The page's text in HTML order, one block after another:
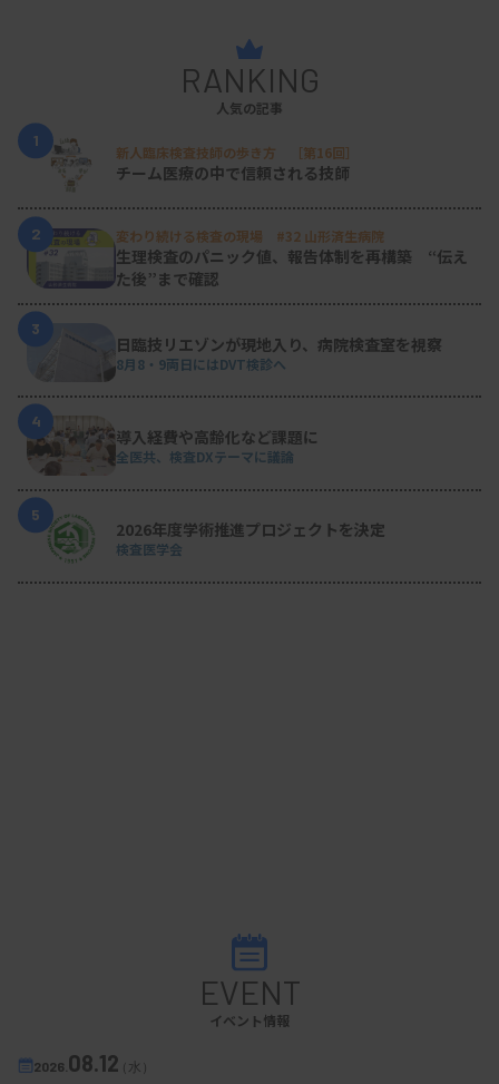
RANKING
人気の記事
1
新人臨床検査技師の歩き方 ［第16回］
チーム医療の中で信頼される技師
2 変わり続ける検査の現場 #32 山形済生病院
生理検査のパニック値、報告体制を再構築 “伝え
た後”まで確認
3
日臨技リエゾンが現地入り、病院検査室を視察
8月8・9両日にはDVT検診へ
4
導入経費や高齢化など課題に
全医共、検査DXテーマに議論
5
2026年度学術推進プロジェクトを決定
検査医学会
EVENT
イベント情報
2026. 08.12（水）